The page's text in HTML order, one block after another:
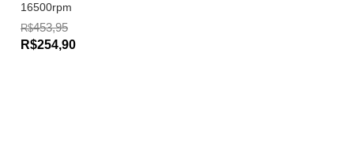
16500rpm
R$453,95
R$254,90